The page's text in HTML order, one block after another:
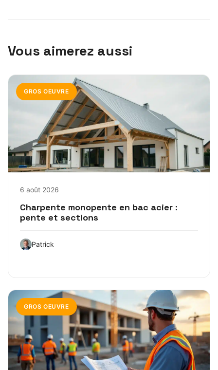
Vous aimerez aussi
GROS OEUVRE
6 août 2026
Charpente monopente en bac acier :
pente et sections
Patrick
GROS OEUVRE